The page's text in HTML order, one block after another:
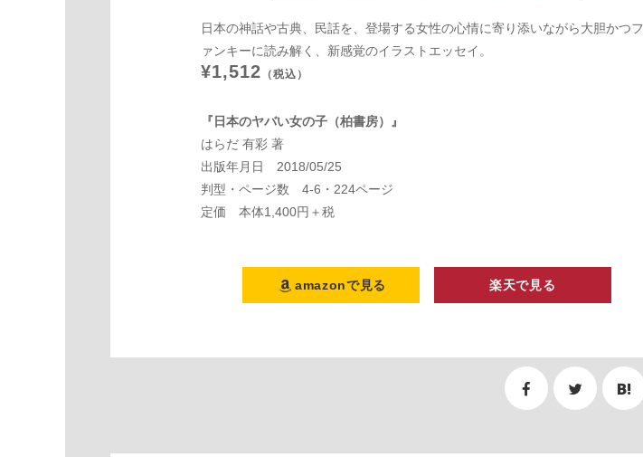
日本の神話や古典、民話を、登場する女性の心情に寄り添いながら大胆かつフ
ァンキーに読み解く、新感覚のイラストエッセイ。
¥1,512 （税込）
『日本のヤバい女の子（柏書房）』
はらだ 有彩 著
出版年月日 2018/05/25
判型・ページ数 4-6・224ページ
定価 本体1,400円＋税
amazonで見る 楽天で見る